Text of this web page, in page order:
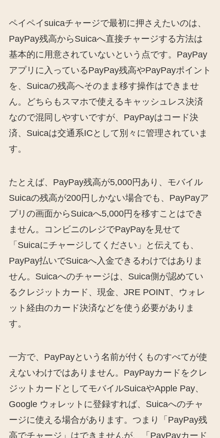
ペイペイsuicaチャージで最初に押さえたいのは、
PayPay残高からSuicaへ直接チャージする方法は
基本的に用意されていないという点です。PayPay
アプリに入っているPayPay残高やPayPayポイント
を、Suicaの残高へそのまま移す操作はできませ
ん。どちらもスマホで使えるキャッシュレス決済
なので混同しやすいですが、PayPayはコード決
済、Suicaは交通系ICとして別々に管理されていま
す。
たとえば、PayPay残高が5,000円あり、モバイル
Suicaの残高が200円しかない場合でも、PayPayア
プリの画面からSuicaへ5,000円を移すことはでき
ません。コンビニのレジでPayPayを見せて
「Suicaにチャージしてください」と伝えても、
PayPay払いでSuicaへ入金できるわけではありま
せん。Suicaへのチャージは、Suica側が認めてい
るクレジットカード、現金、JRE POINT、ウォレ
ット経由のカード決済などを使う必要がありま
す。
一方で、PayPayという名前が付くものすべてが使
えないわけではありません。PayPayカードをクレ
ジットカードとしてモバイルSuicaやApple Pay、
Google ウォレットに登録すれば、Suicaへのチャ
ージに使える場合があります。つまり「PayPay残
高でチャージ」はできませんが、「PayPayカード